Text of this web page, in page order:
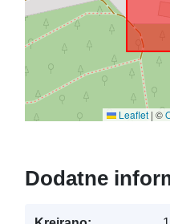
Leaflet | ©
Dodatne